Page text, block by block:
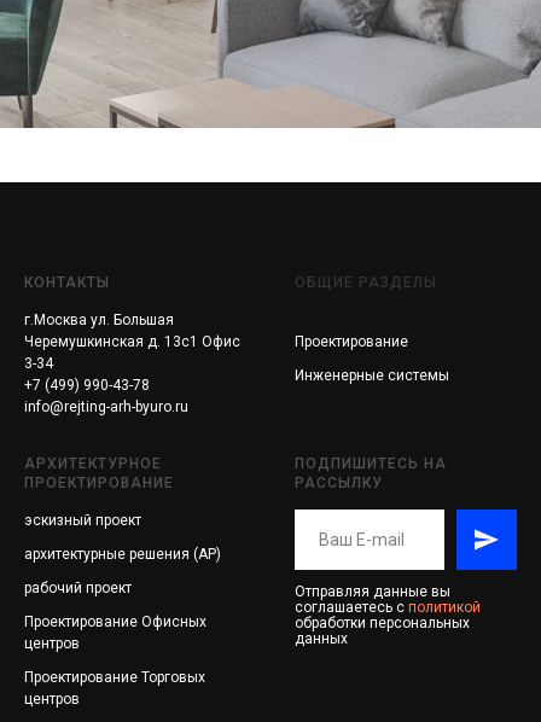
КОНТАКТЫ
г.Москва ул. Большая
Черемушкинская д. 13с1 Офис
3-34
+7 (499) 990-43-78
info@rejting-arh-byuro.ru
ОБЩИЕ РАЗДЕЛЫ
Проектирование
Инженерные системы
АРХИТЕКТУРНОЕ
ПРОЕКТИРОВАНИЕ
эскизный проект
архитектурные решения (АР)
рабочий проект
Проектирование Офисных
центров
Проектирование Торговых
центров
ПОДПИШИТЕСЬ НА
РАССЫЛКУ
Отправляя данные вы
соглашаетесь с политикой
обработки персональных
данных